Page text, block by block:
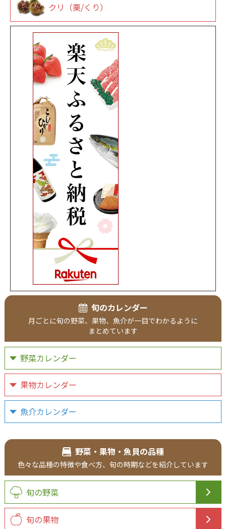
クリ（栗/くり）
旬のカレンダー
月ごとに旬の野菜、 果物、 魚介が一目でわかるように
まとめています
野菜カレンダー
果物カレンダー
魚介カレンダー
野菜・果物・魚貝の品種
色々な品種の特徴や食べ方、 旬の時期などを紹介しています
旬の野菜
旬の果物